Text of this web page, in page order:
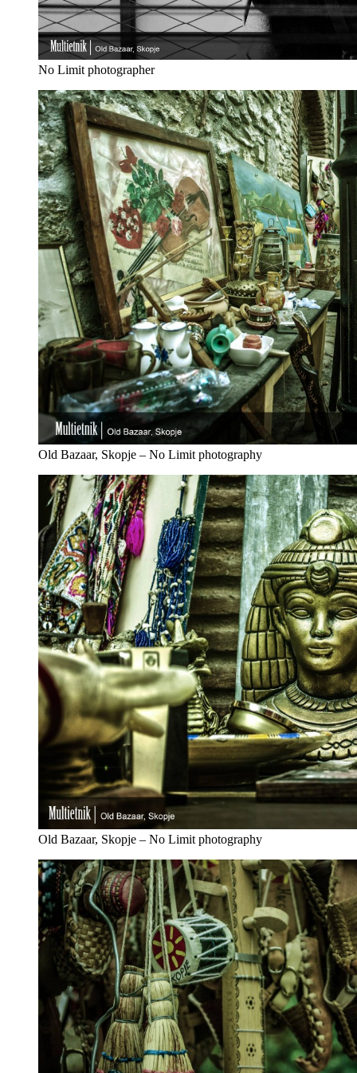
No Limit photographer
Old Bazaar, Skopje – No Limit photography
Old Bazaar, Skopje – No Limit photography